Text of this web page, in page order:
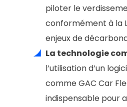
piloter le
conformément à la
enjeux de
La technologie
l’utilisation d’un
comme GAC Car
indispensable pour